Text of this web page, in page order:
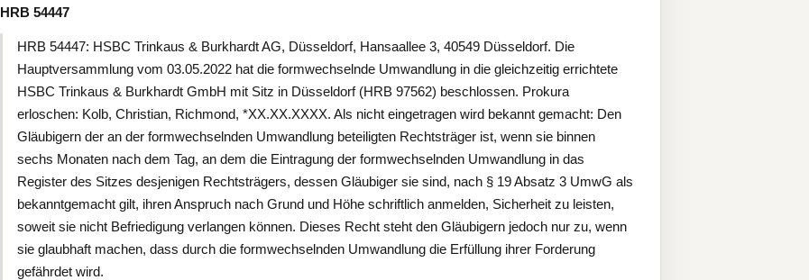
HRB 54447
HRB 54447: HSBC Trinkaus & Burkhardt AG, Düsseldorf, Hansaallee 3, 40549 Düsseldorf. Die
Hauptversammlung vom 03.05.2022 hat die formwechselnde Umwandlung in die gleichzeitig errichtete
HSBC Trinkaus & Burkhardt GmbH mit Sitz in Düsseldorf (HRB 97562) beschlossen. Prokura
erloschen: Kolb, Christian, Richmond, *XX.XX.XXXX. Als nicht eingetragen wird bekannt gemacht: Den
Gläubigern der an der formwechselnden Umwandlung beteiligten Rechtsträger ist, wenn sie binnen
sechs Monaten nach dem Tag, an dem die Eintragung der formwechselnden Umwandlung in das
Register des Sitzes desjenigen Rechtsträgers, dessen Gläubiger sie sind, nach § 19 Absatz 3 UmwG als
bekanntgemacht gilt, ihren Anspruch nach Grund und Höhe schriftlich anmelden, Sicherheit zu leisten,
soweit sie nicht Befriedigung verlangen können. Dieses Recht steht den Gläubigern jedoch nur zu, wenn
sie glaubhaft machen, dass durch die formwechselnden Umwandlung die Erfüllung ihrer Forderung
gefährdet wird.